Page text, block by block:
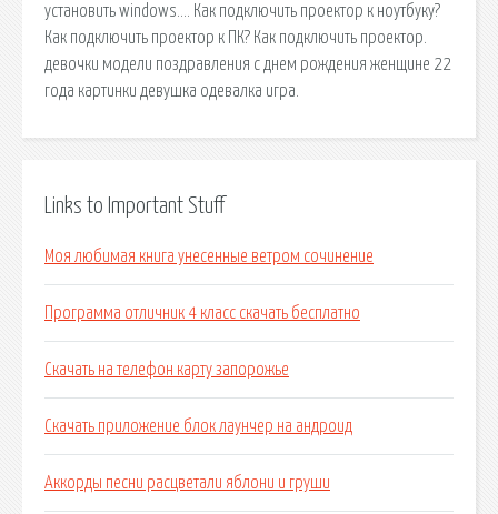
установить windows…. Как подключить проектор к ноутбуку?
Как подключить проектор к ПК? Как подключить проектор.
девочки модели поздравления с днем рождения женщине 22
года картинки девушка одевалка игра.
Links to Important Stuff
Моя любимая книга унесенные ветром сочинение
Программа отличник 4 класс скачать бесплатно
Скачать на телефон карту запорожье
Скачать приложение блок лаунчер на андроид
Аккорды песни расцветали яблони и груши